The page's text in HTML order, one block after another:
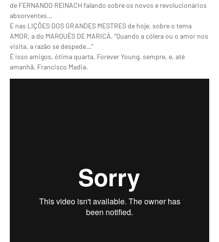
de FERNANDO REINACH falando sobre os novos e revolucionários
absorventes…
E nas LIÇÕES DOS GRANDES MESTRES de hoje, sobre o tema
AMOR, a do MARQUÊS DE MARICÁ, “Quando a cólera ou o amor nos
visita, a razão se despede…”
É isso amigos, ótima quarta, Forever Young, sempre, e, até
amanhã. Francisco Madia.